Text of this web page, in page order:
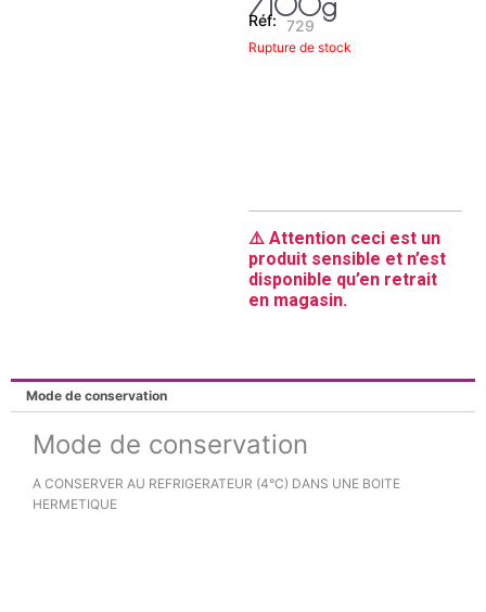
729
Rupture de stock
⚠️ Attention ceci est un
produit sensible et n’est
disponible qu’en retrait
en magasin.
Mode de conservation
Mode de conservation
A CONSERVER AU REFRIGERATEUR (4°C) DANS UNE BOITE
HERMETIQUE